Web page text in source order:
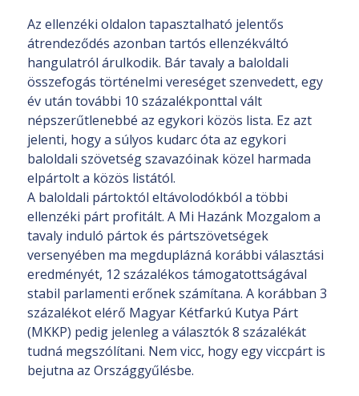
Az ellenzéki oldalon tapasztalható jelentős
átrendeződés azonban tartós ellenzékváltó
hangulatról árulkodik. Bár tavaly a baloldali
összefogás történelmi vereséget szenvedett, egy
év után további 10 százalékponttal vált
népszerűtlenebbé az egykori közös lista. Ez azt
jelenti, hogy a súlyos kudarc óta az egykori
baloldali szövetség szavazóinak közel harmada
elpártolt a közös listától.
A baloldali pártoktól eltávolodókból a többi
ellenzéki párt profitált. A Mi Hazánk Mozgalom a
tavaly induló pártok és pártszövetségek
versenyében ma megduplázná korábbi választási
eredményét, 12 százalékos támogatottságával
stabil parlamenti erőnek számítana. A korábban 3
százalékot elérő Magyar Kétfarkú Kutya Párt
(MKKP) pedig jelenleg a választók 8 százalékát
tudná megszólítani. Nem vicc, hogy egy viccpárt is
bejutna az Országgyűlésbe.